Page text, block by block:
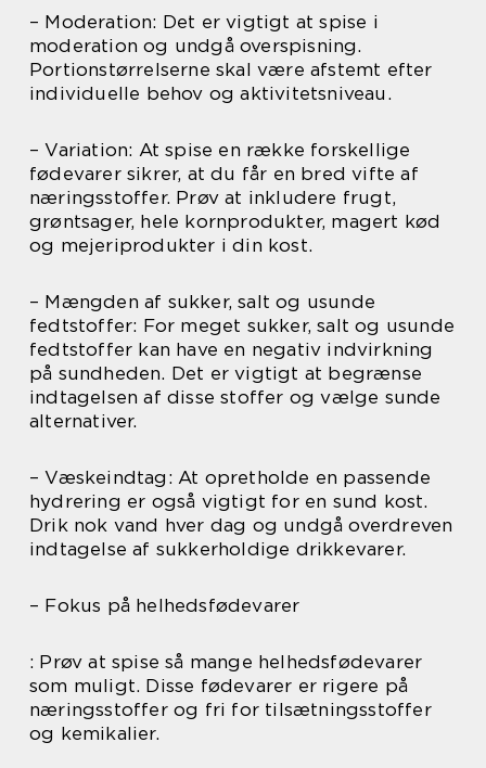
– Moderation: Det er vigtigt at spise i
moderation og undgå overspisning.
Portionstørrelserne skal være afstemt efter
individuelle behov og aktivitetsniveau.
– Variation: At spise en række forskellige
fødevarer sikrer, at du får en bred vifte af
næringsstoffer. Prøv at inkludere frugt,
grøntsager, hele kornprodukter, magert kød
og mejeriprodukter i din kost.
– Mængden af sukker, salt og usunde
fedtstoffer: For meget sukker, salt og usunde
fedtstoffer kan have en negativ indvirkning
på sundheden. Det er vigtigt at begrænse
indtagelsen af disse stoffer og vælge sunde
alternativer.
– Væskeindtag: At opretholde en passende
hydrering er også vigtigt for en sund kost.
Drik nok vand hver dag og undgå overdreven
indtagelse af sukkerholdige drikkevarer.
– Fokus på helhedsfødevarer
: Prøv at spise så mange helhedsfødevarer
som muligt. Disse fødevarer er rigere på
næringsstoffer og fri for tilsætningsstoffer
og kemikalier.